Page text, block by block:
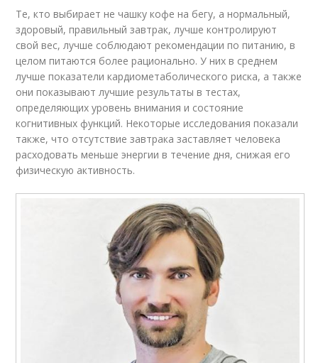
Те, кто выбирает не чашку кофе на бегу, а нормальный,
здоровый, правильный завтрак, лучше контролируют
свой вес, лучше соблюдают рекомендации по питанию, в
целом питаются более рационально. У них в среднем
лучше показатели кардиометаболического риска, а также
они показывают лучшие результаты в тестах,
определяющих уровень внимания и состояние
когнитивных функций. Некоторые исследования показали
также, что отсутствие завтрака заставляет человека
расходовать меньше энергии в течение дня, снижая его
физическую активность.